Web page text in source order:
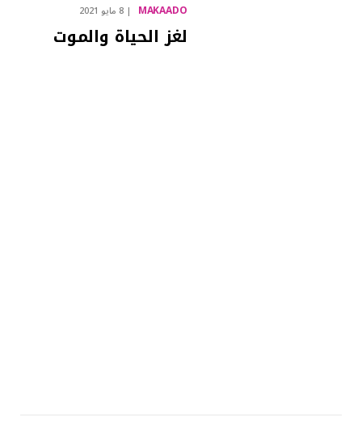
MAKAADO 8 مايو 2021
لغز الحياة والموت